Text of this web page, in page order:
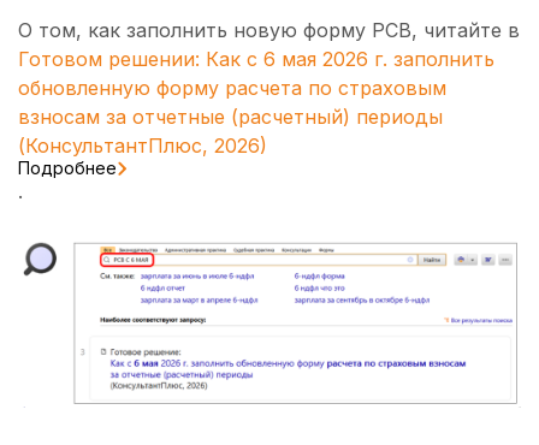
О том, как заполнить новую форму РСВ, читайте в
Готовом решении: Как с 6 мая 2026 г. заполнить
обновленную форму расчета по страховым
взносам за отчетные (расчетный) периоды
(КонсультантПлюс, 2026)
Подробнее
.